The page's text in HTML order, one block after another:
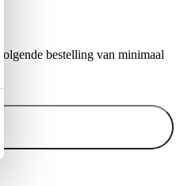
bestelling van minimaal